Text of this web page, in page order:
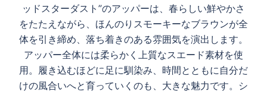
ッドスターダスト”のアッパーは、春らしい鮮やかさ
をたたえながら、ほんのりスモーキーなブラウンが全
体を引き締め、落ち着きのある雰囲気を演出します。
アッパー全体には柔らかく上質なスエード素材を使
用。履き込むほどに足に馴染み、時間とともに自分だ
けの風合いへと育っていくのも、大きな魅力です。シ